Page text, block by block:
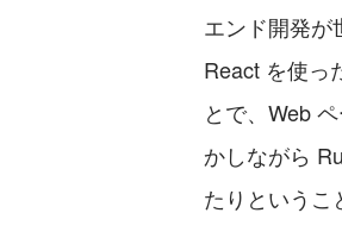
エンド開発が
React を使っ
とで、Web
かしながら
たりというこ